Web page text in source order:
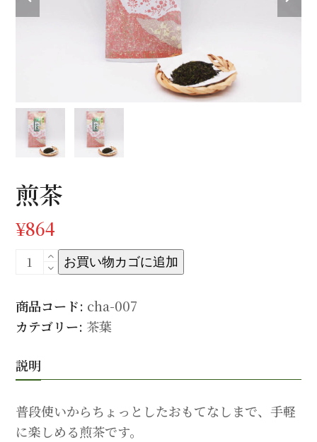
slide
煎茶
¥864
煎
個
お買い物カゴに追加
商品コード: cha-007
カテゴリー: 茶葉
説明
普段使いからちょっとしたおもてなしまで、手軽
に楽しめる煎茶です。